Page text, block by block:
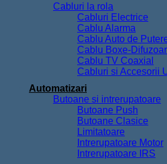
Cabluri la rola
Cabluri Electrice
Cablu Alarma
Cablu Auto de
Cablu Boxe-
Cablu TV Coaxial
Cabluri si Accesorii
Automatizari
Butoane si intrerupatoare
Butoane Push
Butoane Clasice
Limitatoare
Intrerupatoare Motor
Intrerupatoare IRS